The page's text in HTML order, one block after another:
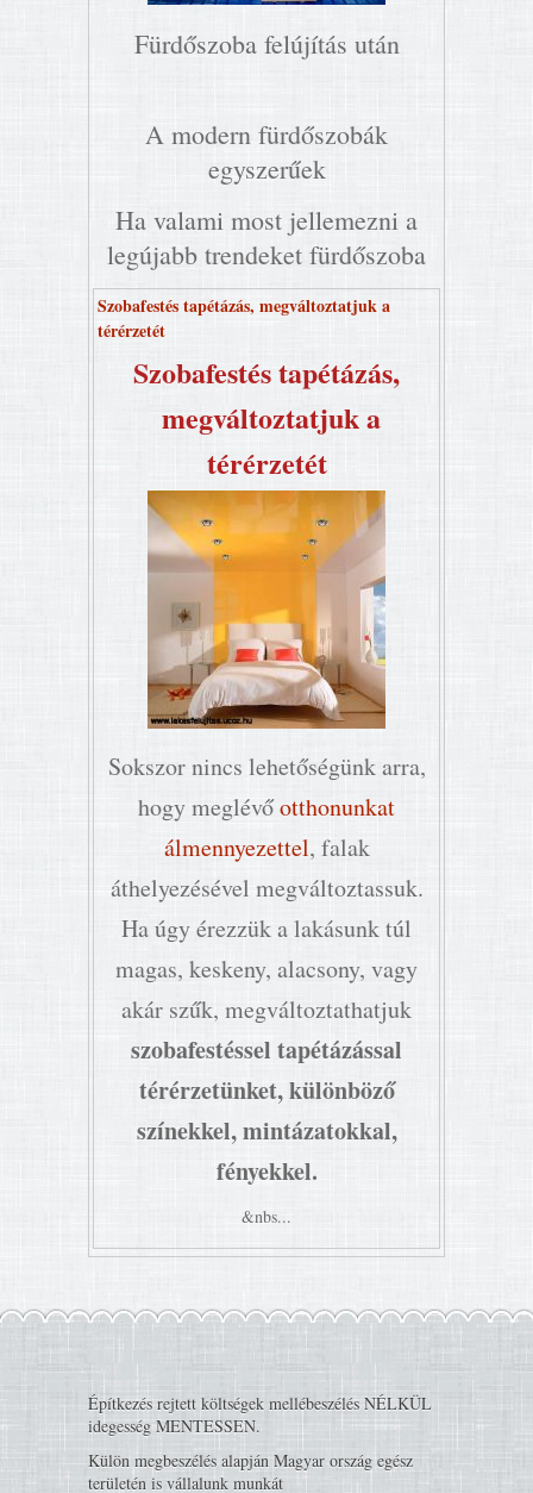
Fürdőszoba felújítás után
A modern fürdőszobák
egyszerűek
Ha valami most jellemezni a
legújabb trendeket fürdőszoba
Szobafestés tapétázás, megváltoztatjuk a
térérzetét
Szobafestés tapétázás,
megváltoztatjuk a
térérzetét
Sokszor nincs lehetőségünk arra,
hogy meglévőotthonunkat
álmennyezettel, falak
áthelyezésével megváltoztassuk.
Ha úgy érezzük a lakásunk túl
magas, keskeny, alacsony, vagy
akár szűk, megváltoztathatjuk
szobafestéssel tapétázással
térérzetünket, különböző
színekkel, mintázatokkal,
fényekkel.
&nbs...
Építkezés rejtett költségek mellébeszélés NÉLKÜL
idegesség MENTESSEN.
Külön megbeszélés alapján Magyar ország egész
területén is vállalunk munkát